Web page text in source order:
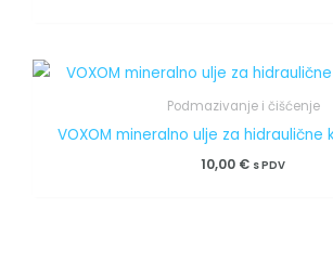
Podmazivanje i čišćenje
VOXOM mineralno ulje za hidraulične
10,00 € s PDV